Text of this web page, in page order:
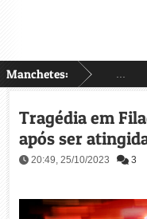
Manchetes:
Tragédia em
após ser
20:49, 25/10/2023 3